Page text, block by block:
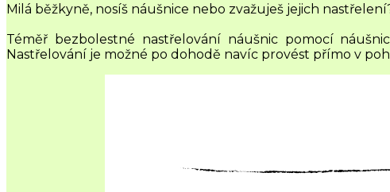
Milá běžkyně, nosíš náušnice nebo zvažuješ jejich
Téměř bezbolestné nastřelování náušnic pomocí
Nastřelování je možné po dohodě navíc provést přímo v